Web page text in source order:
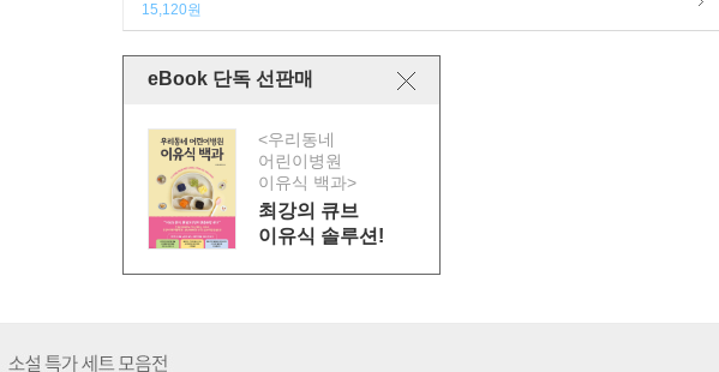
15,120원
eBook 단독 선판매
<우리동네
어린이병원
이유식 백과>
최강의 큐브
이유식 솔루션!